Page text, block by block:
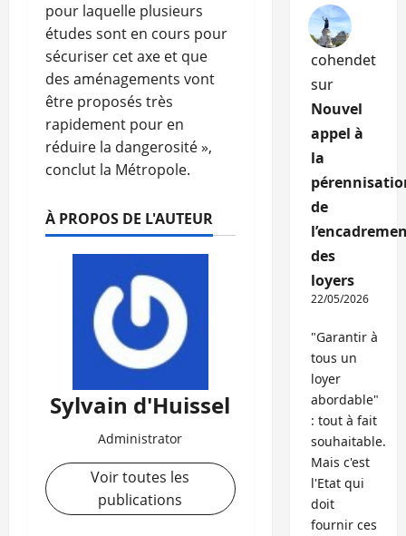
pour laquelle plusieurs
études sont en cours pour
sécuriser cet axe et que
des aménagements vont
être proposés très
rapidement pour en
réduire la dangerosité »,
conclut la Métropole.
À PROPOS DE L'AUTEUR
Sylvain d'Huissel
Administrator
Voir toutes les
publications
cohendet
sur
Nouvel
appel à
la
de
des
loyers
22/05/2026
"Garantir à
tous un
loyer
abordable"
: tout à fait
souhaitable.
Mais c'est
l'Etat qui
doit
fournir ces